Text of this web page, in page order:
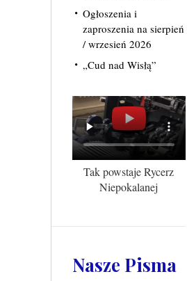
Ogłoszenia i
zaproszenia na sierpień
/ wrzesień 2026
„Cud nad Wisłą”
Tak powstaje Rycerz
Niepokalanej
Nasze Pisma